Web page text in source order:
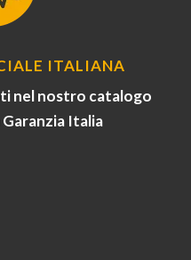
ITALIANA
nel nostro catalogo
Italia